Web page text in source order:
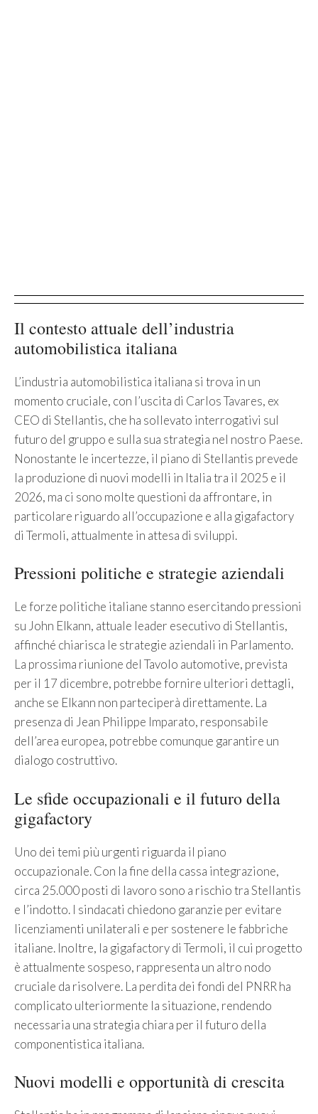
Il contesto attuale dell’industria
automobilistica italiana
L’industria automobilistica italiana si trova in un
momento cruciale, con l’uscita di Carlos Tavares, ex
CEO di Stellantis, che ha sollevato interrogativi sul
futuro del gruppo e sulla sua strategia nel nostro Paese.
Nonostante le incertezze, il piano di Stellantis prevede
la produzione di nuovi modelli in Italia tra il 2025 e il
2026, ma ci sono molte questioni da affrontare, in
particolare riguardo all’occupazione e alla gigafactory
di Termoli, attualmente in attesa di sviluppi.
Pressioni politiche e strategie aziendali
Le forze politiche italiane stanno esercitando pressioni
su John Elkann, attuale leader esecutivo di Stellantis,
affinché chiarisca le strategie aziendali in Parlamento.
La prossima riunione del Tavolo automotive, prevista
per il 17 dicembre, potrebbe fornire ulteriori dettagli,
anche se Elkann non parteciperà direttamente. La
presenza di Jean Philippe Imparato, responsabile
dell’area europea, potrebbe comunque garantire un
dialogo costruttivo.
Le sfide occupazionali e il futuro della
gigafactory
Uno dei temi più urgenti riguarda il piano
occupazionale. Con la fine della cassa integrazione,
circa 25.000 posti di lavoro sono a rischio tra Stellantis
e l’indotto. I sindacati chiedono garanzie per evitare
licenziamenti unilaterali e per sostenere le fabbriche
italiane. Inoltre, la gigafactory di Termoli, il cui progetto
è attualmente sospeso, rappresenta un altro nodo
cruciale da risolvere. La perdita dei fondi del PNRR ha
complicato ulteriormente la situazione, rendendo
necessaria una strategia chiara per il futuro della
componentistica italiana.
Nuovi modelli e opportunità di crescita